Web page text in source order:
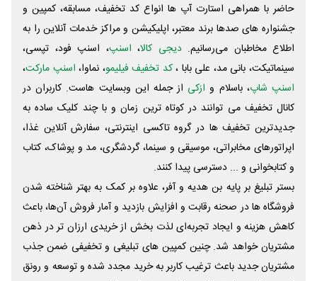
حاضر با همراهی استارت آپ ها انواع کد تخفیف، مسابقه، کمپین و
جشنواره های صدها برند معتبر، اپلیکیشن و مراکز خدمات آنلاین را به
اطلاع مخاطبان می‌رسانیم. دیجی کالا، اسنپ، اسنپ فود، تپسی،
سینماتیکت، بانی مد، علی‌ بابا ،کد تخفیف فیلیمو، نماوا، اسنپ مارکت،
اسنپ شاپ، باسلام و ازکی از جمله این وبسایت ‌هاست. کاربران در
کانال تخفیف می توانند در کوتاه ترین زمان و با چند کلیک ساده به
جدیدترین تخفیف ها در گروه تاکسی اینترنتی، سفارش آنلاین غذا،
اپراتورهای مخابراتی، موسیقی و سینما، گردشگری، مد و پوشاک، کتاب
و کتابخوانی و ... دسترسی پیدا کنند.
بستر تبلیغ بر پایه بن هدیه و آفر، علاوه بر کمک به بهتر شناخته شدن
فروشگاه ها در صحنه رقابت و افزایش بازدید و آمار فروش آن‌ها، باعث
کاهش هزینه و ایجاد تجربه‌ای لذت بخش از خریدی ارزان تر در ذهن
مشتریان خواهد شد. چنین کمپین های تبلیغی و تخفیفی ضمن جذب
مشتریان جدید باعث ترغیب کاربر به خرید مجدد شده و توسعه و رونق